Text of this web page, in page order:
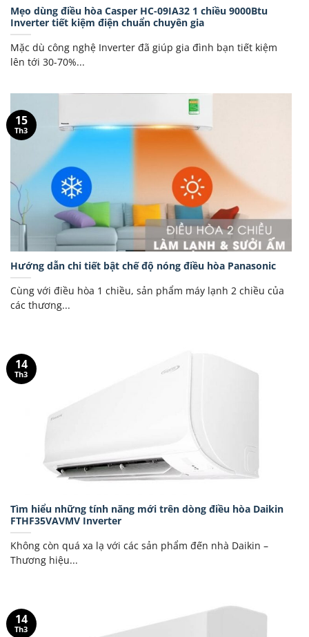
Mẹo dùng điều hòa Casper HC-09IA32 1 chiều 9000Btu
Inverter tiết kiệm điện chuẩn chuyên gia
Mặc dù công nghệ Inverter đã giúp gia đình bạn tiết kiệm
lên tới 30-70%...
Hướng dẫn chi tiết bật chế độ nóng điều hòa Panasonic
Cùng với điều hòa 1 chiều, sản phẩm máy lạnh 2 chiều của
các thương...
15
Th3
Tìm hiểu những tính năng mới trên dòng điều hòa Daikin
FTHF35VAVMV Inverter
Không còn quá xa lạ với các sản phẩm đến nhà Daikin –
Thương hiệu...
14
Th3
14
Th3